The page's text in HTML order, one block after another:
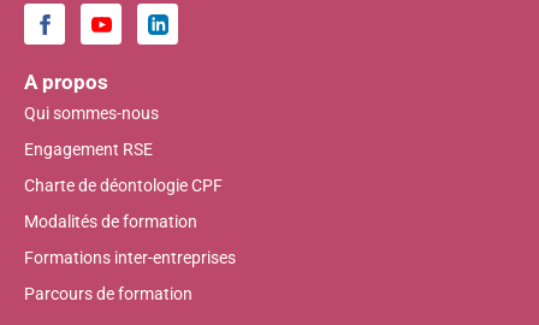
A propos
Qui sommes-nous
Engagement RSE
Charte de déontologie CPF
Modalités de formation
Formations inter-entreprises
Parcours de formation